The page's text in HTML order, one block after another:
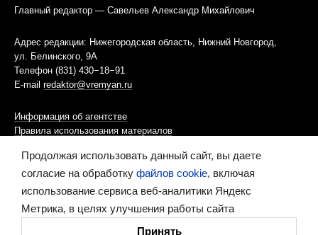
Главный редактор — Савельев Александр Михайлович
Адрес редакции: Нижегородская область, Нижний Новгород,
ул. Белинского, 9А
Телефон (831) 430−18−91
E-mail redaktor@vremyan.ru
Информация об агентстве
Правила использования материалов
Информационная политика использования «cookies»-файлов
Ресурс содержит материалы 16+
Продолжая использовать данный сайт, вы даете
согласие на обработку файлов cookie, включая
использование сервиса веб-аналитики Яндекс
Метрика, в целях улучшения работы сайта
Принять